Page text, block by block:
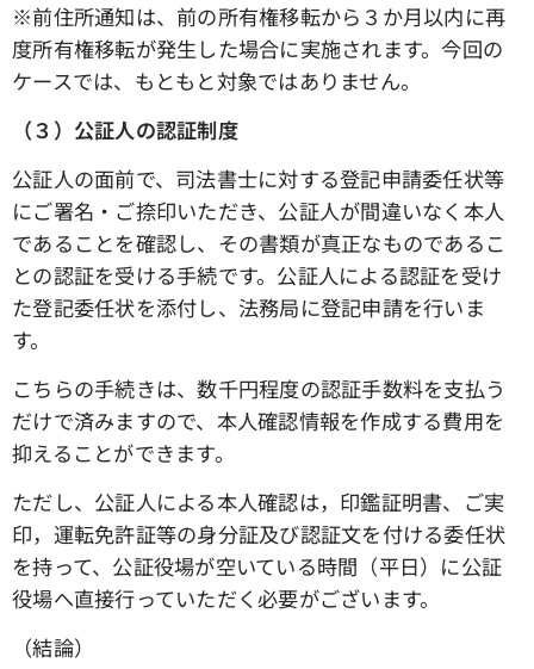
※前住所通知は、前の所有権移転から３か月以内に再
度所有権移転が発生した場合に実施されます。今回の
ケースでは、もともと対象ではありません。
（３）公証人の認証制度
公証人の面前で、司法書士に対する登記申請委任状等
にご署名・ご捺印いただき、公証人が間違いなく本人
であることを確認し、その書類が真正なものであるこ
との認証を受ける手続です。公証人による認証を受け
た登記委任状を添付し、法務局に登記申請を行いま
す。
こちらの手続きは、数千円程度の認証手数料を支払う
だけで済みますので、本人確認情報を作成する費用を
抑えることができます。
ただし、公証人による本人確認は，印鑑証明書、ご実
印，運転免許証等の身分証及び認証文を付ける委任状
を持って、公証役場が空いている時間（平日）に公証
役場へ直接行っていただく必要がございます。
（結論）